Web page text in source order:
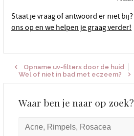
Staat je vraag of antwoord er niet bij?
ons op en we helpen je graag verder!
Opname uv-filters door de huid
Wel of niet in bad met eczeem?
Waar ben je naar op zoek?